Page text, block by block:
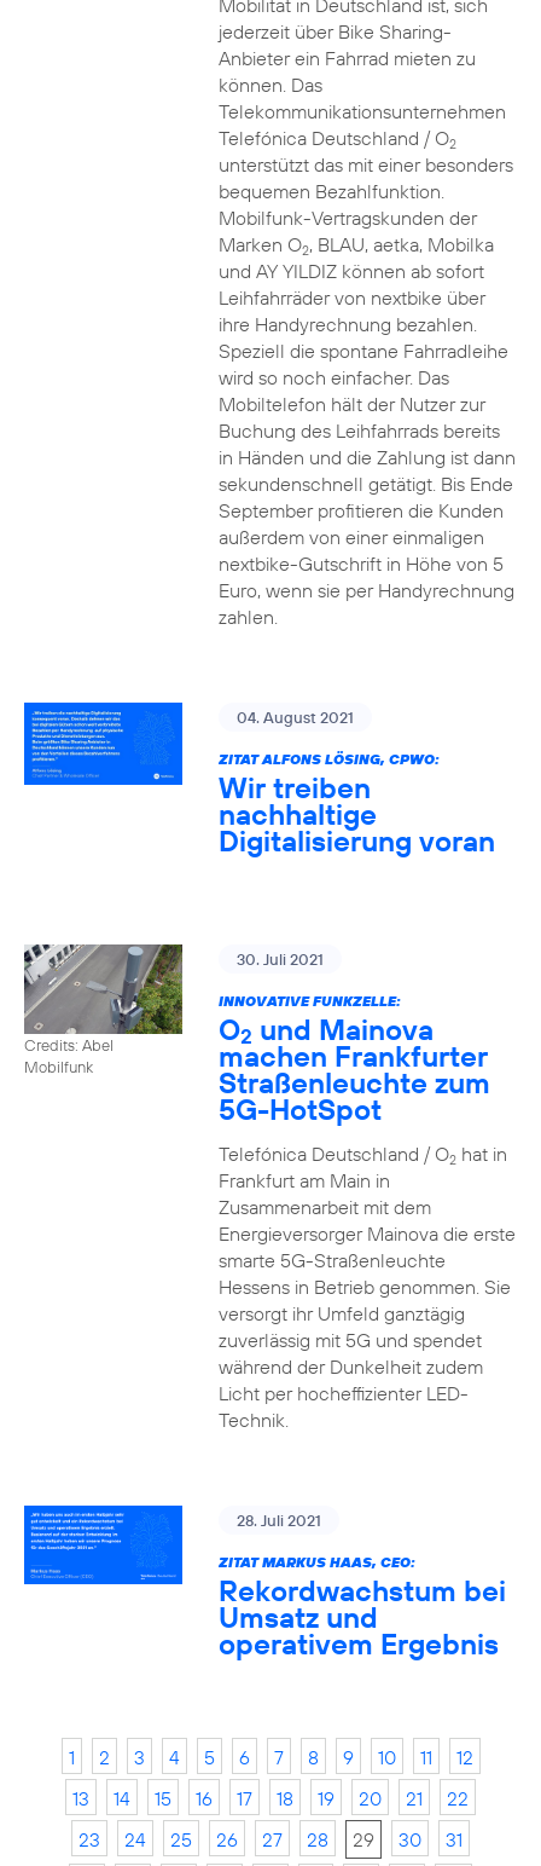
Mobilität in Deutschland ist, sich
jederzeit über Bike Sharing-
Anbieter ein Fahrrad mieten zu
können. Das
Telekommunikationsunternehmen
Telefónica Deutschland / O2
unterstützt das mit einer besonders
bequemen Bezahlfunktion.
Mobilfunk-Vertragskunden der
Marken O2, BLAU, aetka, Mobilka
und AY YILDIZ können ab sofort
Leihfahrräder von nextbike über
ihre Handyrechnung bezahlen.
Speziell die spontane Fahrradleihe
wird so noch einfacher. Das
Mobiltelefon hält der Nutzer zur
Buchung des Leihfahrrads bereits
in Händen und die Zahlung ist dann
sekundenschnell getätigt. Bis Ende
September profitieren die Kunden
außerdem von einer einmaligen
nextbike-Gutschrift in Höhe von 5
Euro, wenn sie per Handyrechnung
zahlen.
04. August 2021
ZITAT ALFONS LÖSING, CPWO:
Wir treiben
nachhaltige
Digitalisierung voran
Credits: Abel
Mobilfunk
30. Juli 2021
INNOVATIVE FUNKZELLE:
O2 und Mainova
machen Frankfurter
Straßenleuchte zum
5G-HotSpot
Telefónica Deutschland / O2hat in
Frankfurt am Main in
Zusammenarbeit mit dem
Energieversorger Mainova die erste
smarte 5G-Straßenleuchte
Hessens in Betrieb genommen. Sie
versorgt ihr Umfeld ganztägig
zuverlässig mit 5G und spendet
während der Dunkelheit zudem
Licht per hocheffizienter LED-
Technik.
28. Juli 2021
ZITAT MARKUS HAAS, CEO:
Rekordwachstum bei
Umsatz und
operativem Ergebnis
1 2 3 4 5 6 7 8 9 10 11
12
13
14 15 16 17 18 19 20 21
22
23
24 25 26 27 28 29 30
31